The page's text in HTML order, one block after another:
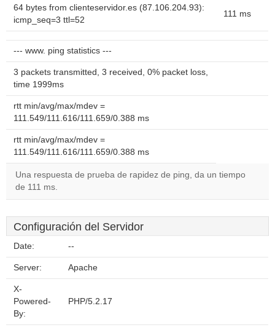
64 bytes from clienteservidor.es (87.106.204.93):
icmp_seq=3 ttl=52
111 ms
--- www. ping statistics ---
3 packets transmitted, 3 received, 0% packet loss,
time 1999ms
rtt min/avg/max/mdev =
111.549/111.616/111.659/0.388 ms
rtt min/avg/max/mdev =
111.549/111.616/111.659/0.388 ms
Una respuesta de prueba de rapidez de ping, da un tiempo
de 111 ms.
Configuración del Servidor
Date: --
Server: Apache
X-
Powered-
By:
PHP/5.2.17